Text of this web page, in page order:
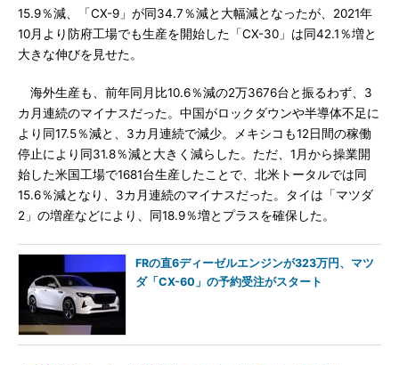
15.9％減、「CX-9」が同34.7％減と大幅減となったが、2021年
10月より防府工場でも生産を開始した「CX-30」は同42.1％増と
大きな伸びを見せた。
海外生産も、前年同月比10.6％減の2万3676台と振るわず、3
カ月連続のマイナスだった。中国がロックダウンや半導体不足に
より同17.5％減と、3カ月連続で減少。メキシコも12日間の稼働
停止により同31.8％減と大きく減らした。ただ、1月から操業開
始した米国工場で1681台生産したことで、北米トータルでは同
15.6％減となり、3カ月連続のマイナスだった。タイは「マツダ
2」の増産などにより、同18.9％増とプラスを確保した。
FRの直6ディーゼルエンジンが323万円、マツ
ダ「CX-60」の予約受注がスタート